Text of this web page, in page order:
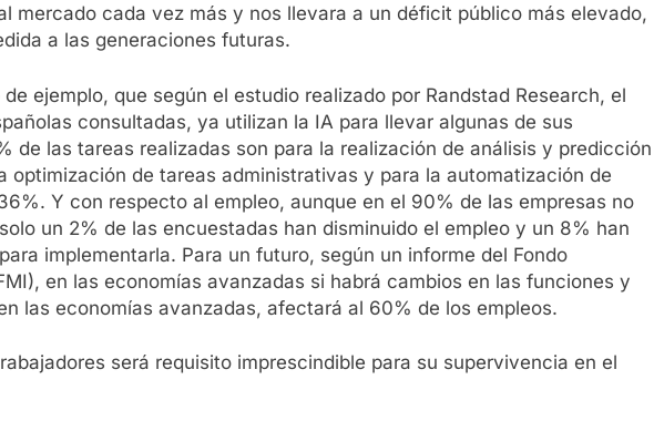
mercado cada vez más y nos llevara a un déficit público más elevado,
a las generaciones futuras.
ejemplo, que según el estudio realizado por Randstad Research, el
consultadas, ya utilizan la IA para llevar algunas de sus
de las tareas realizadas son para la realización de análisis y predicción
optimización de tareas administrativas y para la automatización de
Y con respecto al empleo, aunque en el 90% de las empresas no
un 2% de las encuestadas han disminuido el empleo y un 8% han
implementarla. Para un futuro, según un informe del Fondo
en las economías avanzadas si habrá cambios en las funciones y
las economías avanzadas, afectará al 60% de los empleos.
será requisito imprescindible para su supervivencia en el